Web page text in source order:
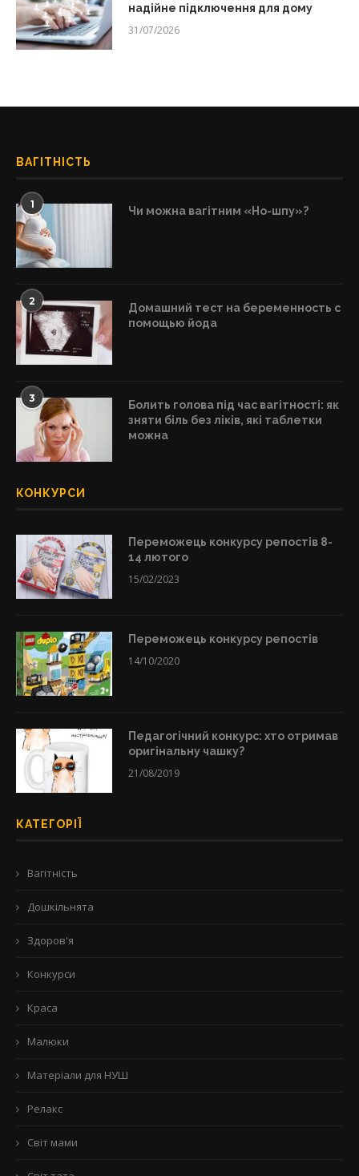
надійне підключення для дому
31/07/2026
ВАГІТНІСТЬ
1 Чи можна вагітним «Но-шпу»?
2
Домашний тест на беременность с
помощью йода
3
Болить голова під час вагітності: як
зняти біль без ліків, які таблетки
можна
КОНКУРСИ
Переможець конкурсу репостів 8-
14 лютого
15/02/2023
Переможець конкурсу репостів
14/10/2020
Педагогічний конкурс: хто отримав
оригінальну чашку?
21/08/2019
КАТЕГОРІЇ
Вагітність
Дошкільнята
Здоров'я
Конкурси
Краса
Малюки
Матеріали для НУШ
Релакс
Світ мами